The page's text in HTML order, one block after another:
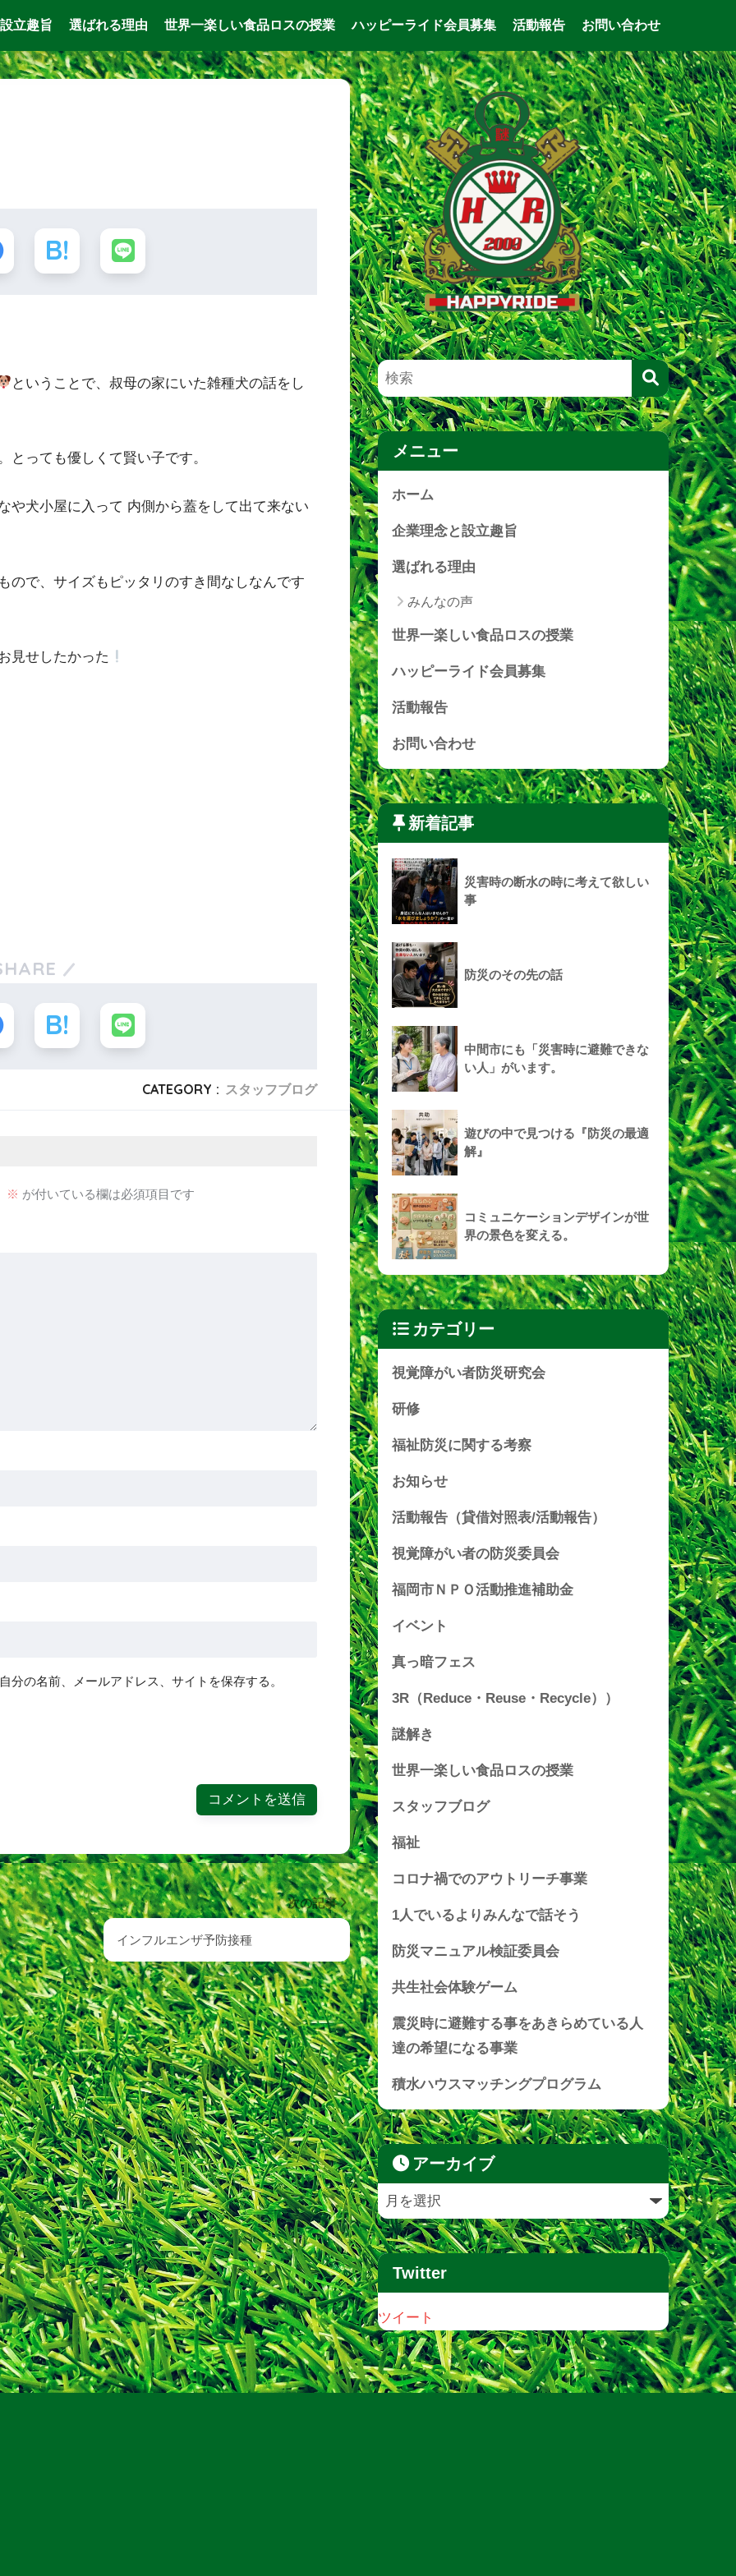
立趣旨 選ばれる理由 世界一楽しい食品ロスの授業 ハッピーライド会員募集 活動報告 お問い合わせ
ということで、叔母の家にいた雑種犬の話をし
っても優しくて賢い子です。
や犬小屋に入って 内側から蓋をして出て来ない
ので、サイズもピッタリのすき間なしなんです
見せしたかった
CATEGORY : スタッフブログ
※ が付いている欄は必須項目です
の名前、メールアドレス、サイトを保存する。
次の記事
インフルエンザ予防接種
メニュー
ホーム
企業理念と設立趣旨
選ばれる理由
みんなの声
世界一楽しい食品ロスの授業
ハッピーライド会員募集
活動報告
お問い合わせ
新着記事
災害時の断水の時に考えて欲しい
事
防災のその先の話
中間市にも「災害時に避難できな
い人」がいます。
遊びの中で見つける『防災の最適
解』
コミュニケーションデザインが世
界の景色を変える。
カテゴリー
視覚障がい者防災研究会
研修
福祉防災に関する考察
お知らせ
活動報告（貸借対照表/活動報告）
視覚障がい者の防災委員会
福岡市ＮＰＯ活動推進補助金
イベント
真っ暗フェス
3R（Reduce・Reuse・Recycle））
謎解き
世界一楽しい食品ロスの授業
スタッフブログ
福祉
コロナ禍でのアウトリーチ事業
1人でいるよりみんなで話そう
防災マニュアル検証委員会
共生社会体験ゲーム
震災時に避難する事をあきらめている人
達の希望になる事業
積水ハウスマッチングプログラム
アーカイブ
Twitter
ツイート